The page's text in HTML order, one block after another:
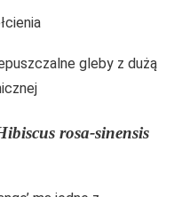
gleby z dużą
rosa-sinensis